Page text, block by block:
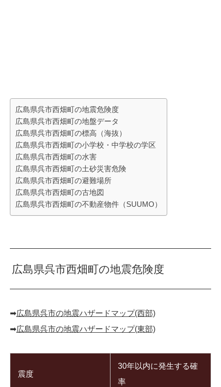
広島県呉市西畑町の地震危険度
広島県呉市西畑町の地盤データ
広島県呉市西畑町の標高（海抜）
広島県呉市西畑町の小学校・中学校の学区
広島県呉市西畑町の水害
広島県呉市西畑町の土砂災害危険
広島県呉市西畑町の避難場所
広島県呉市西畑町の古地図
広島県呉市西畑町の不動産物件（SUUMO）
広島県呉市西畑町の地震危険度
➡︎広島県呉市の地震ハザードマップ(西部)
➡︎広島県呉市の地震ハザードマップ(東部)
震度
30年以内に発生する確
率